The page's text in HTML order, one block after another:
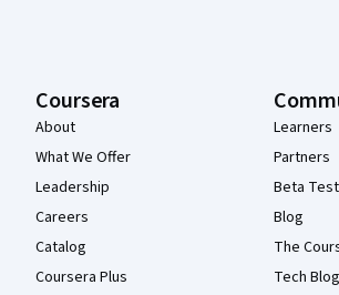
Coursera
About
What We Offer
Leadership
Careers
Catalog
Coursera Plus
Learners
Partners
Beta
Blog
The
Tech Blog